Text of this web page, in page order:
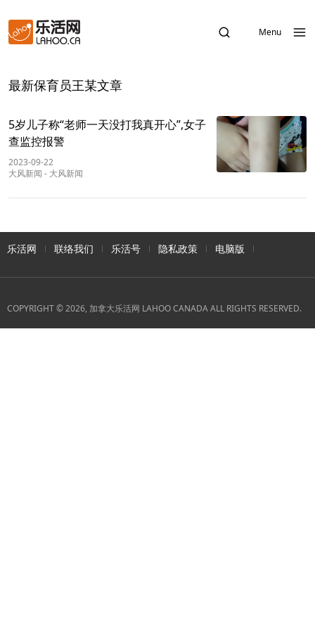
Menu
最新保育员王某文章
5岁儿子称“老师一天没打我真开心”,女子
查监控报警
2023-09-22
大风新闻 - 大风新闻
乐活网 联络我们 乐活号 隐私政策 电脑版
COPYRIGHT © 2026, 加拿大乐活网 LAHOO CANADA ALL RIGHTS RESERVED.